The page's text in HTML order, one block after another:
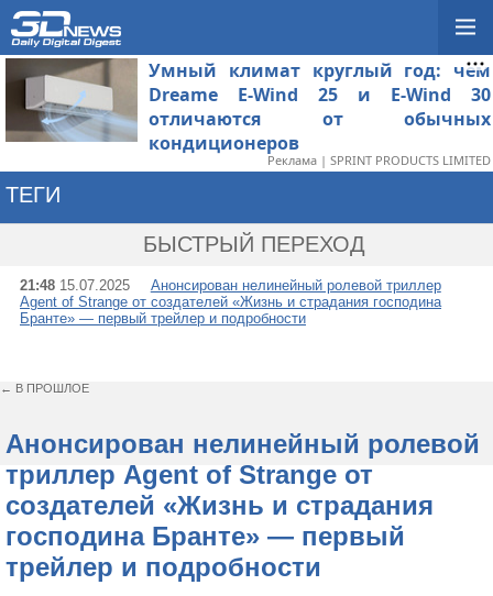
Умный климат круглый год: чем
Dreame E-Wind 25 и E-Wind 30
отличаются от обычных
кондиционеров
Реклама | SPRINT PRODUCTS LIMITED
ТЕГИ
БЫСТРЫЙ ПЕРЕХОД
21:48 15.07.2025
Анонсирован нелинейный ролевой триллер
Agent of Strange от создателей «Жизнь и страдания господина
Бранте» — первый трейлер и подробности
← В ПРОШЛОЕ
Анонсирован нелинейный ролевой
триллер Agent of Strange от
создателей «Жизнь и страдания
господина Бранте» — первый
трейлер и подробности